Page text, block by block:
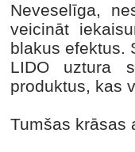
Neveselīga,
veicināt
blakus efektus.
LIDO uztura
produktus, kas
Tumšas krāsas